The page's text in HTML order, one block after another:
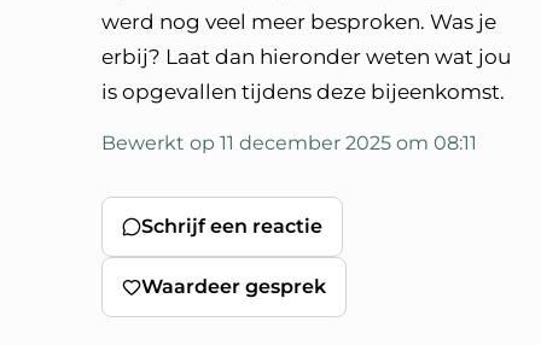
werd nog veel meer besproken. Was je
erbij? Laat dan hieronder weten wat jou
is opgevallen tijdens deze bijeenkomst.
Bewerkt op 11 december 2025 om 08:11
Schrijf een reactie
Waardeer gesprek